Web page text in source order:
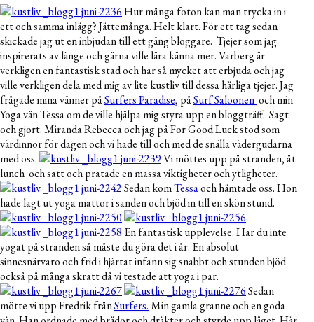
Hur många foton kan man trycka in i
ett och samma inlägg? Jättemånga. Helt klart. För ett tag sedan
skickade jag ut en inbjudan till ett gäng bloggare. Tjejer som jag
inspirerats av länge och gärna ville lära känna mer. Varberg är
verkligen en fantastisk stad och har så mycket att erbjuda och jag
ville verkligen dela med mig av lite kustliv till dessa härliga tjejer. Jag
frågade mina vänner påSurfers Paradise, påSurf Saloonen och min
Yoga vän Tessa om de ville hjälpa mig styra upp en bloggträff. Sagt
och gjort. Miranda Rebecca och jag på For Good Luck stod som
värdinnor för dagen och vi hade till och med de snälla vädergudarna
med oss.
Vi möttes upp på stranden, åt
lunch och satt och pratade en massa viktigheter och ytligheter.
Sedan komTessaoch hämtade oss. Hon
hade lagt ut yoga mattor i sanden och bjöd in till en skön stund.
En fantastisk upplevelse. Har du inte
yogat på stranden så måste du göra det i år. En absolut
sinnesnärvaro och frid i hjärtat infann sig snabbt och stunden bjöd
också på många skratt då vi testade att yoga i par.
Sedan
mötte vi upp Fredrik frånSurfers.Min gamla granne och en goda